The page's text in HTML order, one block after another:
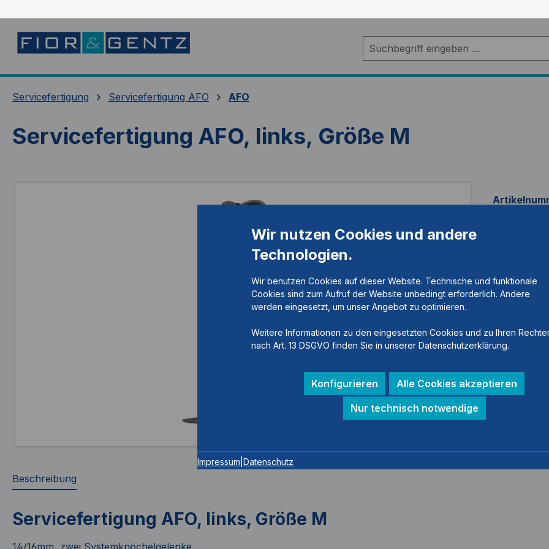
Servicefertigung Servicefertigung AFO AFO
Servicefertigung AFO, links, Größe M
Beschreibung
Servicefertigung AFO, links, Größe M
14/16mm, zwei Systemknöchelgelenke
Wir nutzen Cookies und andere
Technologien.
Wir benutzen Cookies auf dieser Website. Technische und funktionale
Cookies sind zum Aufruf der Website unbedingt erforderlich. Andere
werden eingesetzt, um unser Angebot zu optimieren.
Weitere Informationen zu den eingesetzten Cookies und zu Ihren
nach Art. 13 DSGVO finden Sie in unserer Datenschutzerklärung.
Konfigurieren
Alle Cookies akzeptieren
Nur technisch notwendige
Impressum Datenschutz